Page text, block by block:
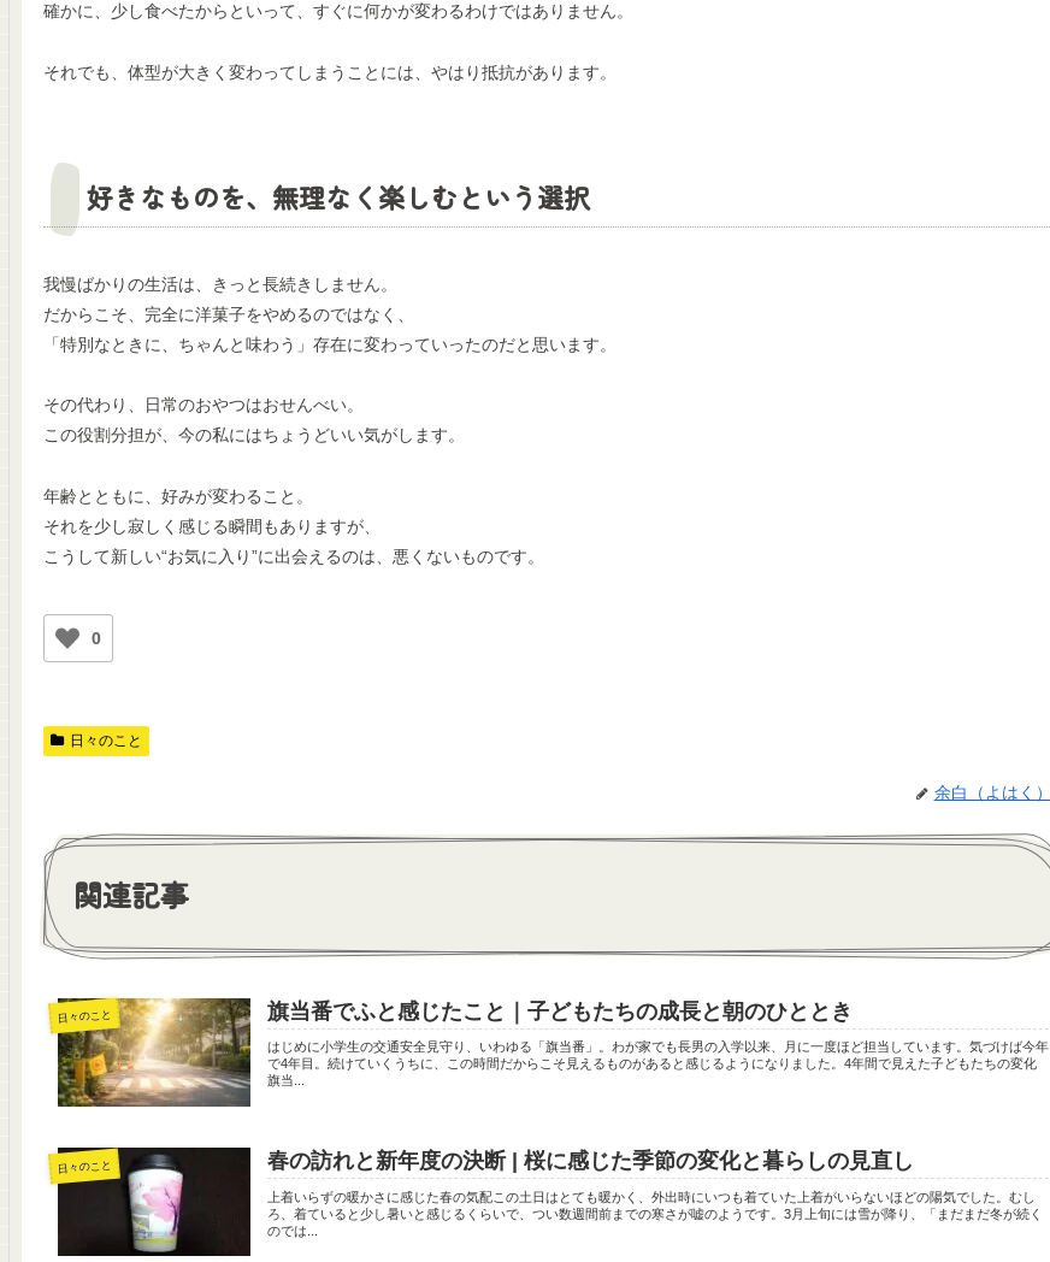
確かに、少し食べたからといって、すぐに何かが変わるわけではありません。
それでも、体型が大きく変わってしまうことには、やはり抵抗があります。
好きなものを、無理なく楽しむという選択
我慢ばかりの生活は、きっと長続きしません。
だからこそ、完全に洋菓子をやめるのではなく、
「特別なときに、ちゃんと味わう」存在に変わっていったのだと思います。
その代わり、日常のおやつはおせんべい。
この役割分担が、今の私にはちょうどいい気がします。
年齢とともに、好みが変わること。
それを少し寂しく感じる瞬間もありますが、
こうして新しい“お気に入り”に出会えるのは、悪くないものです。
0
日々のこと
余白（よはく）
関連記事
日々のこと 旗当番でふと感じたこと｜子どもたちの成長と朝のひととき
はじめに小学生の交通安全見守り、いわゆる「旗当番」。わが家でも長男の入学以来、月に一度ほど担当しています。気づけば今年
で4年目。続けていくうちに、この時間だからこそ見えるものがあると感じるようになりました。4年間で見えた子どもたちの変化
旗当...
日々のこと 春の訪れと新年度の決断 | 桜に感じた季節の変化と暮らしの見直し
上着いらずの暖かさに感じた春の気配この土日はとても暖かく、外出時にいつも着ていた上着がいらないほどの陽気でした。むし
ろ、着ていると少し暑いと感じるくらいで、つい数週間前までの寒さが嘘のようです。3月上旬には雪が降り、「まだまだ冬が続く
のでは...